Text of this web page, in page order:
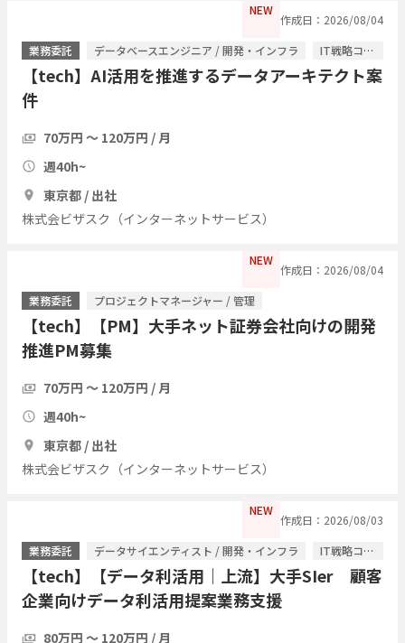
NEW
作成日：2026/08/04
業務委託
データベースエンジニア / 開発・インフラ IT戦略コンサル / ITコンサルタント
【tech】AI活用を推進するデータアーキテクト案
件
70万円 〜 120万円 / 月
週40h~
東京都 / 出社
株式会ビザスク（インターネットサービス）
NEW
作成日：2026/08/04
業務委託
プロジェクトマネージャー / 管理
【tech】【PM】大手ネット証券会社向けの開発
推進PM募集
70万円 〜 120万円 / 月
週40h~
東京都 / 出社
株式会ビザスク（インターネットサービス）
NEW
作成日：2026/08/03
業務委託
データサイエンティスト / 開発・インフラ IT戦略コンサル / ITコンサルタント
【tech】【データ利活用｜上流】大手SIer 顧客
企業向けデータ利活用提案業務支援
80万円 〜 120万円 / 月